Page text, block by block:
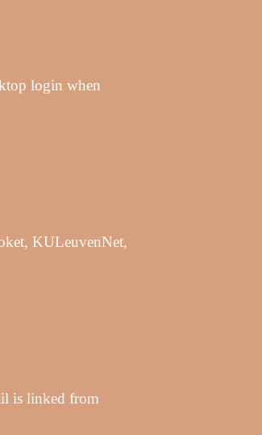
login when
KULeuvenNet,
is linked from